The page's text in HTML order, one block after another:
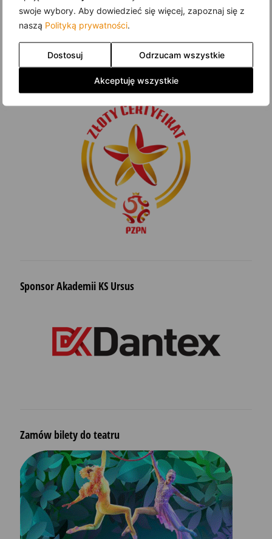
swoje wybory. Aby dowiedzieć się więcej, zapoznaj się z
naszą Polityką prywatności
Dostosuj Odrzucam wszystkie
Akceptuję wszystkie
Szukaj
Złoty Certyfikat PZPN
Sponsor Akademii KS Ursus
Zamów bilety do teatru